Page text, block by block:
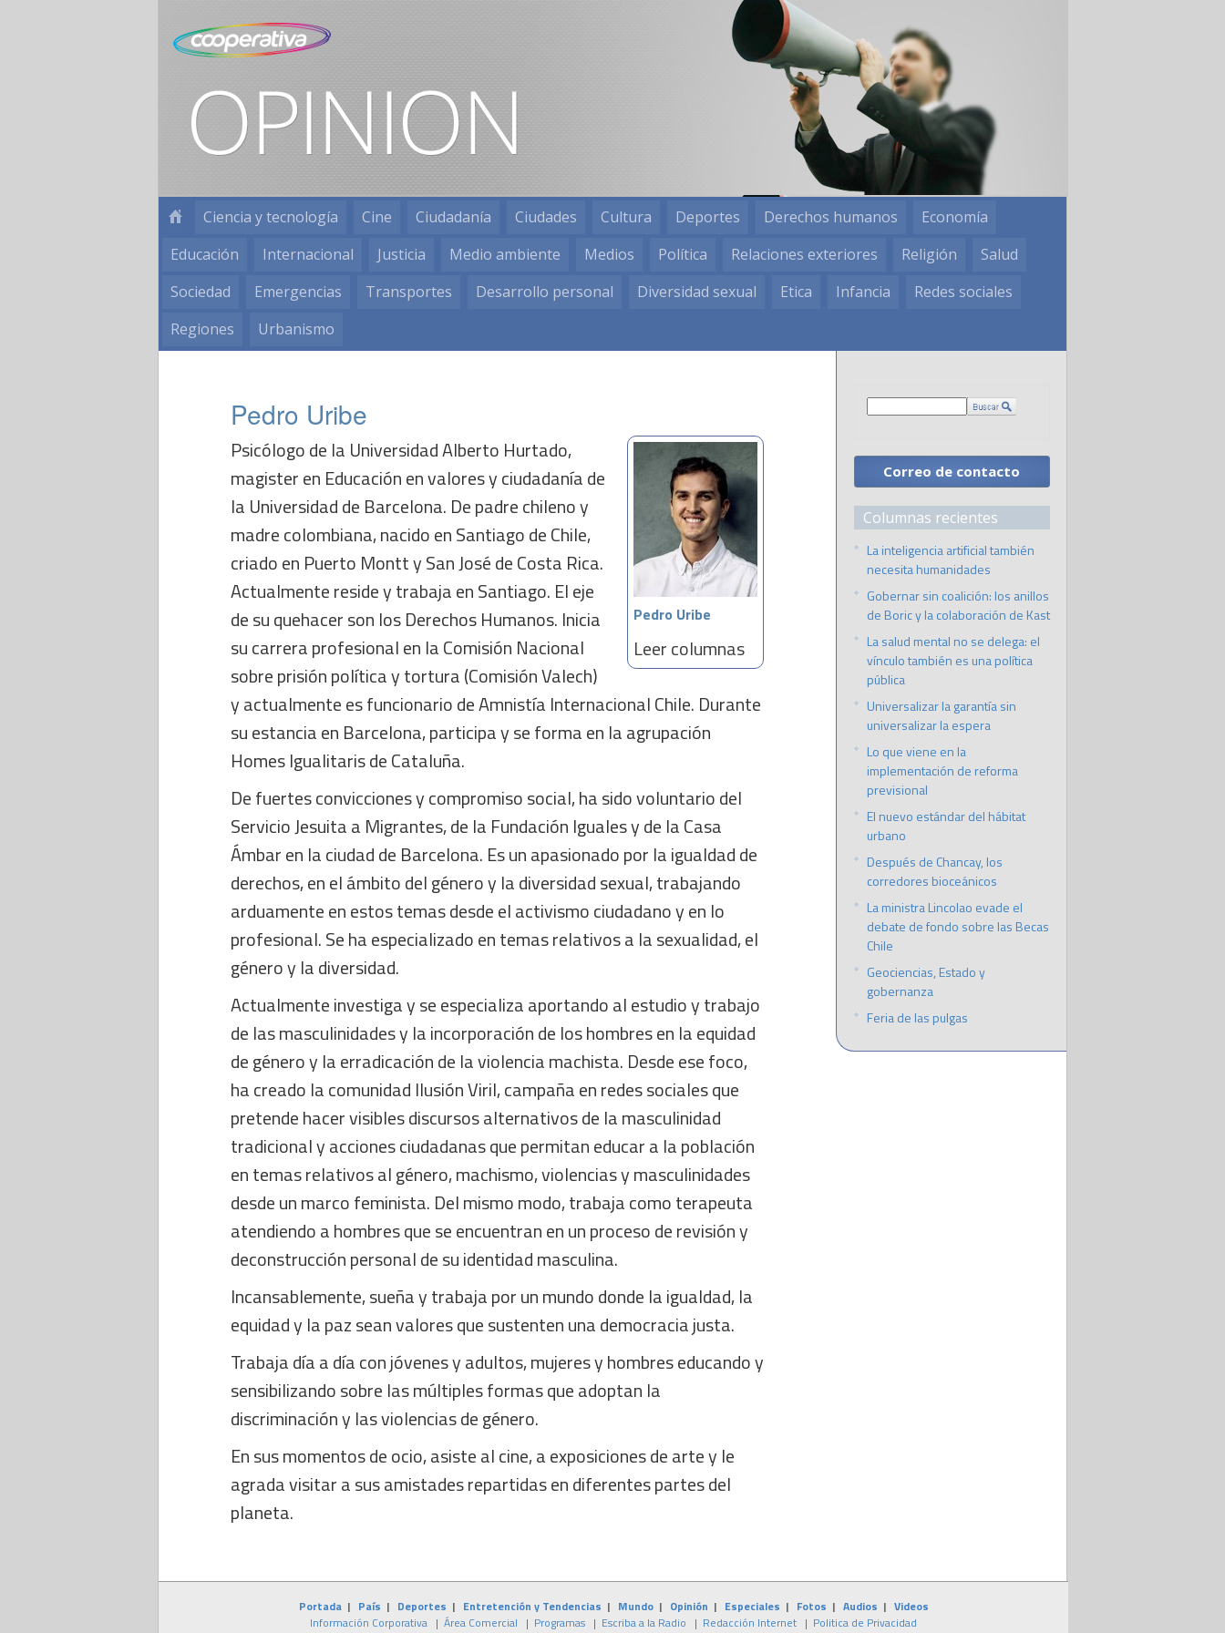
Ciencia y tecnología Cine Ciudadanía Ciudades Cultura Deportes Derechos humanos
Economía
Educación
Internacional Justicia Medio ambiente Medios Política Relaciones exteriores Religión
Salud
Sociedad
Emergencias Transportes Desarrollo personal Diversidad sexual Etica Infancia
Redes sociales
Regiones
Urbanismo
Pedro Uribe
Pedro Uribe
Leer columnas
Psicólogo de la Universidad Alberto Hurtado,
magister en Educación en valores y ciudadanía de
la Universidad de Barcelona. De padre chileno y
madre colombiana, nacido en Santiago de Chile,
criado en Puerto Montt y San José de Costa Rica.
Actualmente reside y trabaja en Santiago. El eje
de su quehacer son los Derechos Humanos. Inicia
su carrera profesional en la Comisión Nacional
sobre prisión política y tortura (Comisión Valech)
y actualmente es funcionario de Amnistía Internacional Chile. Durante
su estancia en Barcelona, participa y se forma en la agrupación
Homes Igualitaris de Cataluña.
De fuertes convicciones y compromiso social, ha sido voluntario del
Servicio Jesuita a Migrantes, de la Fundación Iguales y de la Casa
Ámbar en la ciudad de Barcelona. Es un apasionado por la igualdad de
derechos, en el ámbito del género y la diversidad sexual, trabajando
arduamente en estos temas desde el activismo ciudadano y en lo
profesional. Se ha especializado en temas relativos a la sexualidad, el
género y la diversidad.
Actualmente investiga y se especializa aportando al estudio y trabajo
de las masculinidades y la incorporación de los hombres en la equidad
de género y la erradicación de la violencia machista. Desde ese foco,
ha creado la comunidad Ilusión Viril, campaña en redes sociales que
pretende hacer visibles discursos alternativos de la masculinidad
tradicional y acciones ciudadanas que permitan educar a la población
en temas relativos al género, machismo, violencias y masculinidades
desde un marco feminista. Del mismo modo, trabaja como terapeuta
atendiendo a hombres que se encuentran en un proceso de revisión y
deconstrucción personal de su identidad masculina.
Incansablemente, sueña y trabaja por un mundo donde la igualdad, la
equidad y la paz sean valores que sustenten una democracia justa.
Trabaja día a día con jóvenes y adultos, mujeres y hombres educando y
sensibilizando sobre las múltiples formas que adoptan la
discriminación y las violencias de género.
En sus momentos de ocio, asiste al cine, a exposiciones de arte y le
agrada visitar a sus amistades repartidas en diferentes partes del
planeta.
Correo de contacto
Columnas recientes
La inteligencia artificial también
necesita humanidades
Gobernar sin coalición: los anillos
de Boric y la colaboración de Kast
La salud mental no se delega: el
vínculo también es una política
pública
Universalizar la garantía sin
universalizar la espera
Lo que viene en la
implementación de reforma
previsional
El nuevo estándar del hábitat
urbano
Después de Chancay, los
corredores bioceánicos
La ministra Lincolao evade el
debate de fondo sobre las Becas
Chile
Geociencias, Estado y
gobernanza
Feria de las pulgas
Portada| País | Deportes | Entretención y Tendencias | Mundo| Opinión | Especiales | Fotos | Audios | Videos
Información Corporativa | Área Comercial | Programas | Escriba a la Radio | Redacción Internet | Politica de Privacidad